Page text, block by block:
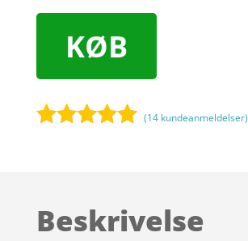
KØB
kundebedøm
(14 kundeanmeldelser)
Beskrivelse